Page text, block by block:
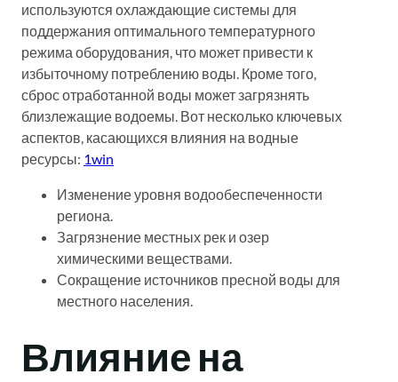
используются охлаждающие системы для
поддержания оптимального температурного
режима оборудования, что может привести к
избыточному потреблению воды. Кроме того,
сброс отработанной воды может загрязнять
близлежащие водоемы. Вот несколько ключевых
аспектов, касающихся влияния на водные
ресурсы: 1win
Изменение уровня водообеспеченности
региона.
Загрязнение местных рек и озер
химическими веществами.
Сокращение источников пресной воды для
местного населения.
Влияние на